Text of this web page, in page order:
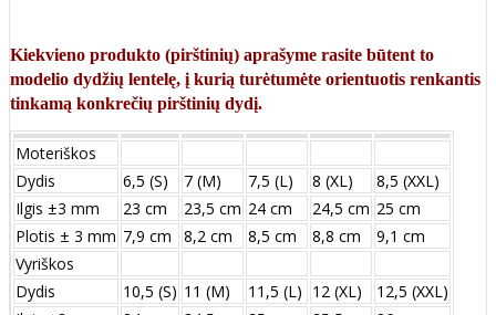
Kiekvieno produkto (pirštinių) aprašyme rasite būtent to
modelio dydžių lentelę, į kurią turėtumėte orientuotis renkantis
tinkamą konkrečių pirštinių dydį.
Moteriškos
Dydis
6,5 (S) 7 (M) 7,5 (L) 8 (XL)
8,5 (XXL)
Ilgis ±3 mm
23 cm 23,5 cm 24 cm 24,5 cm 25 cm
Plotis ± 3 mm 7,9 cm 8,2 cm 8,5 cm 8,8 cm
9,1 cm
Vyriškos
Dydis
10,5 (S) 11 (M) 11,5 (L) 12 (XL)
12,5 (XXL)